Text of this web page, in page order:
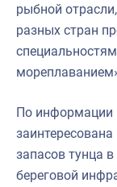
рыбной
разных стран
По информации
запасов тунца
береговой